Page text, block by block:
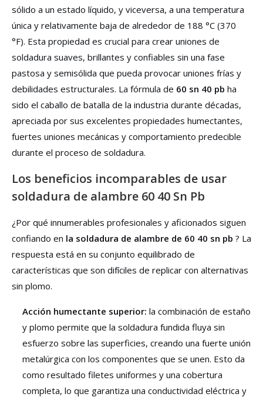
sólido a un estado líquido, y viceversa, a una temperatura
única y relativamente baja de alrededor de 188 °C (370
°F). Esta propiedad es crucial para crear uniones de
soldadura suaves, brillantes y confiables sin una fase
pastosa y semisólida que pueda provocar uniones frías y
debilidades estructurales. La fórmula de 60 sn 40 pb ha
sido el caballo de batalla de la industria durante décadas,
apreciada por sus excelentes propiedades humectantes,
fuertes uniones mecánicas y comportamiento predecible
durante el proceso de soldadura.
Los beneficios incomparables de usar
soldadura de alambre 60 40 Sn Pb
¿Por qué innumerables profesionales y aficionados siguen
confiando en la soldadura de alambre de 60 40 sn pb ? La
respuesta está en su conjunto equilibrado de
características que son difíciles de replicar con alternativas
sin plomo.
Acción humectante superior: la combinación de estaño
y plomo permite que la soldadura fundida fluya sin
esfuerzo sobre las superficies, creando una fuerte unión
metalúrgica con los componentes que se unen. Esto da
como resultado filetes uniformes y una cobertura
completa, lo que garantiza una conductividad eléctrica y